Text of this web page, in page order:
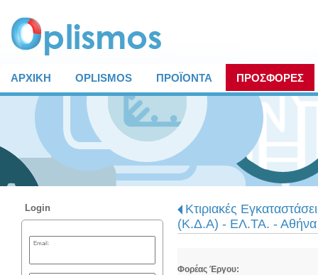
ΑΡΧΙΚΗ OPLISMOS ΠΡΟΪΟΝΤΑ ΠΡΟΣΦΟΡΕΣ
Login
Email:
Κτιριακές
(Κ.Δ.Α) - ΕΛ.ΤΑ. - Αθήνα
Φορέας Έργου: